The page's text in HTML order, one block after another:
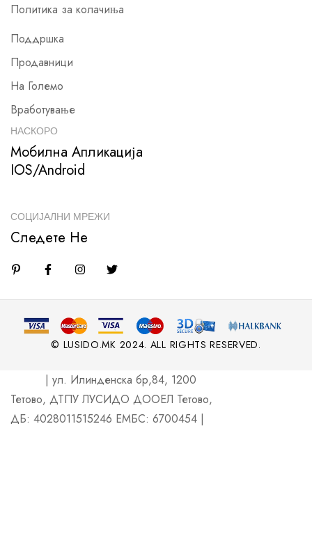
Политика за колачиња
Поддршка
Продавници
На Големо
Вработување
НАСКОРО
Мобилна Апликација
IOS/Android
СОЦИЈАЛНИ МРЕЖИ
Следете Не
© LUSIDO.MK 2024. ALL RIGHTS RESERVED.
| ул. Илинденска бр,84, 1200
Тетово, ДТПУ ЛУСИДО ДООЕЛ Тетово,
ДБ: 4028011515246 ЕМБС: 6700454 |